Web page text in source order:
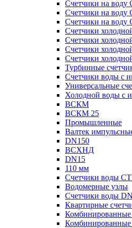
Счетчики на
Счетчики на
Счетчики на
Счетчики
Счетчики
Счетчики
Счетчики
Турбинные
Счетчики воды с
Универсальные
Холодной воды с
ВСКМ
ВСКМ 25
Промышленные
Валтек
DN150
ВСХНД
DN15
110 мм
Счетчики воды
Водомерные узлы
Счетчики воды
Квартирные
Комбинированные
Комбинированные